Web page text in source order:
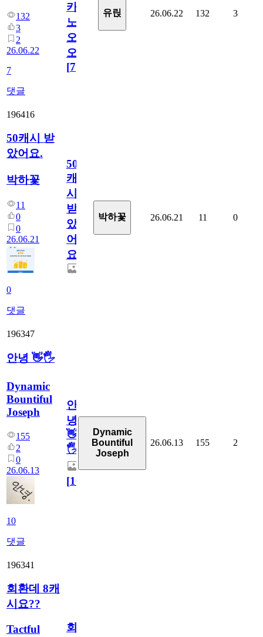
132
3
2
26.06.22
7
댓글
카
노
오
오!
[7]
유릱 26.06.22 132 3
196416
50캐시 받
았어요.
박하꽃
11
0
0
26.06.21
0
댓글
50
캐
시
받
았
어
요.
박하꽃 26.06.21 11 0
196347
안녕 👋🖐
Dynamic
Bountiful
Joseph
155
2
0
26.06.13
10
댓글
안
녕
👋
🖐
[10
Dynamic
Bountiful
Joseph
26.06.13 155 2
196341
회환데 8캐
시요??
Tactful
회